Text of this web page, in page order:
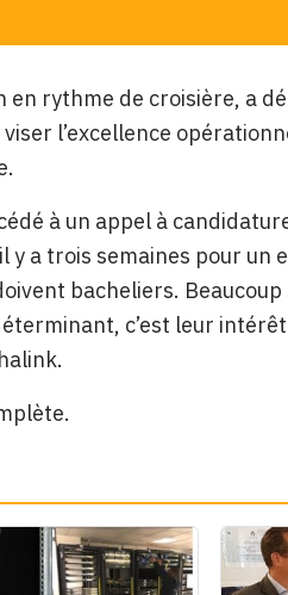
rythme de croisière, a
l’excellence
à un appel à
a trois semaines pour un
bacheliers. Beaucoup
c’est leur